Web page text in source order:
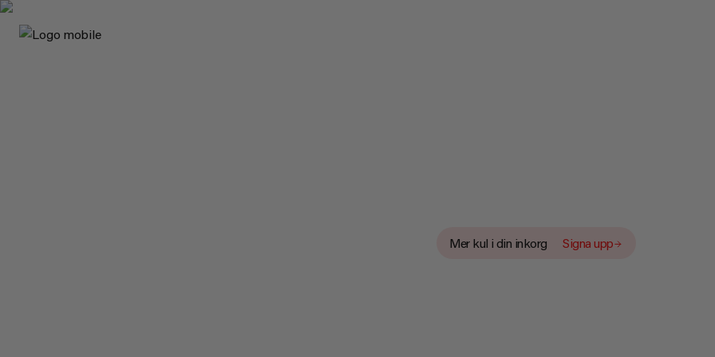
Mer kul i din inkorg Signa upp